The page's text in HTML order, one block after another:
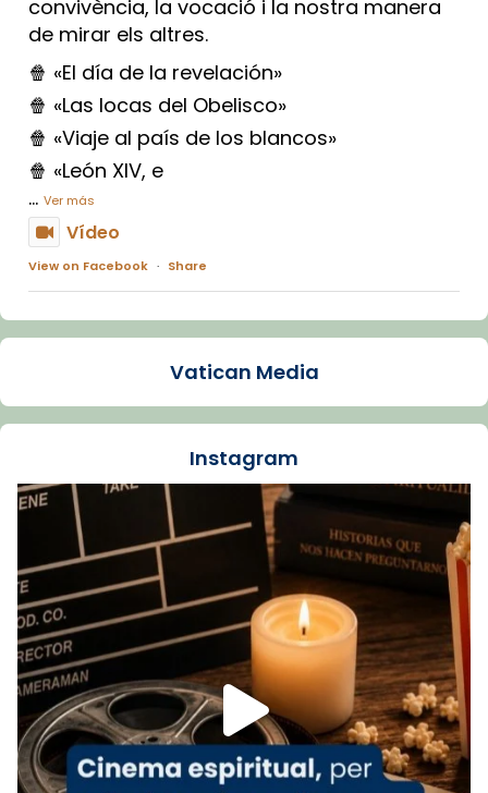
convivència, la vocació i la nostra manera
de mirar els altres.
🍿 «El día de la revelación»
🍿 «Las locas del Obelisco»
🍿 «Viaje al país de los blancos»
🍿 «León XIV, e
... Ver más
Vídeo
View on Facebook · Share
Arquebisbat de Barcelona
La Carmina va patir depressió. Fa gairebé
dos mesos, a l'Estadi Lluís Companys, la
Recupera l'entrevista comp
Vatican
tican News 👇
www.vaticannews.va/es/iglesia/news/2026-
07/carmina-historia-depresion-papa-viaje-
espana-testimoni...
Foto
View on Facebook · Share
Arquebisbat de Barcelona
1 week ago
Vatican Media
Instagram